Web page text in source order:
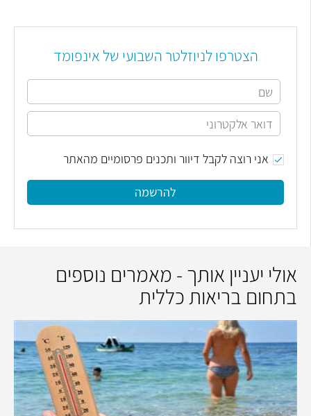
הצטרפו לניוזלטר השבועי של אינפומד
אני רוצה לקבל דיוור ותכנים פרסומיים מהאתר
להרשמה
אולי יעניין אותך - מאמרים נוספים
בתחום בריאות כללית